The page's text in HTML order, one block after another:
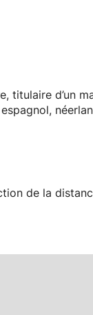
titulaire d’un
de la